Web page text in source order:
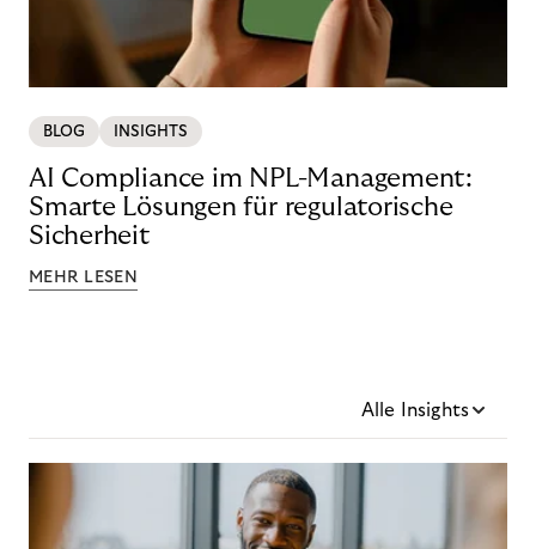
BLOG INSIGHTS
AI Compliance im NPL-Management:
Smarte Lösungen für regulatorische
Sicherheit
MEHR LESEN
Alle Insights